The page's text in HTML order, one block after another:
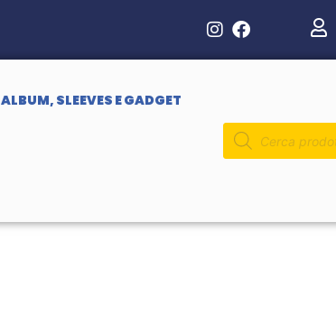
ALBUM, SLEEVES E GADGET